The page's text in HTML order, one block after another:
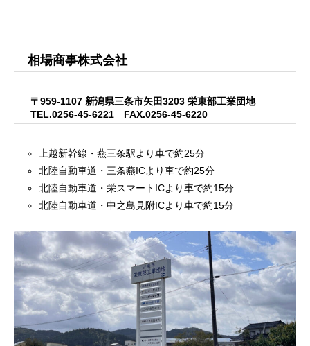
相場商事株式会社
〒959-1107 新潟県三条市矢田3203 栄東部工業団地
TEL.0256-45-6221 FAX.0256-45-6220
上越新幹線・燕三条駅より車で約25分
北陸自動車道・三条燕ICより車で約25分
北陸自動車道・栄スマートICより車で約15分
北陸自動車道・中之島見附ICより車で約15分